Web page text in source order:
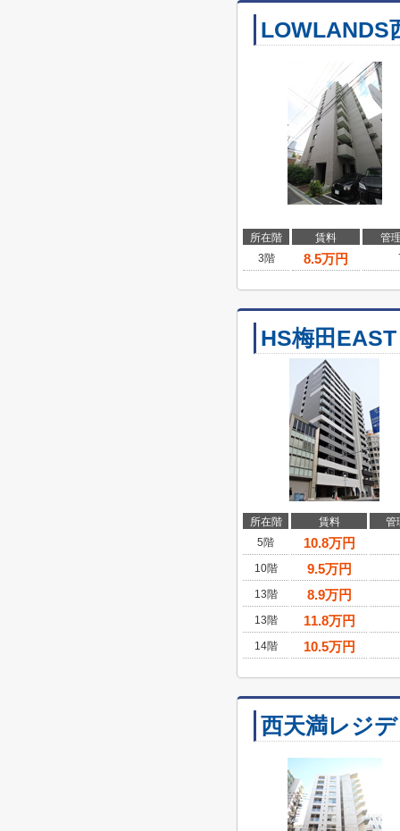
LOWLANDS
所在階 賃料
管
3階
8.5万円
HS梅田EAST
所在階 賃料
管
5階
10.8万円
10階 9.5万円
13階 8.9万円
13階 11.8万円
14階 10.5万円
西天満レジ